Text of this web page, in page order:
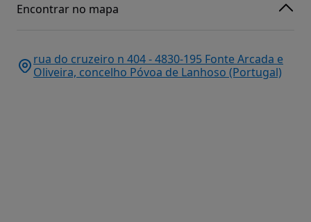
Encontrar no mapa
rua do cruzeiro n 404 - 4830-195 Fonte Arcada e
Oliveira, concelho Póvoa de Lanhoso (Portugal)